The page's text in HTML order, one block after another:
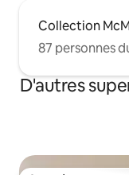
Collection
87 personnes
D'autres